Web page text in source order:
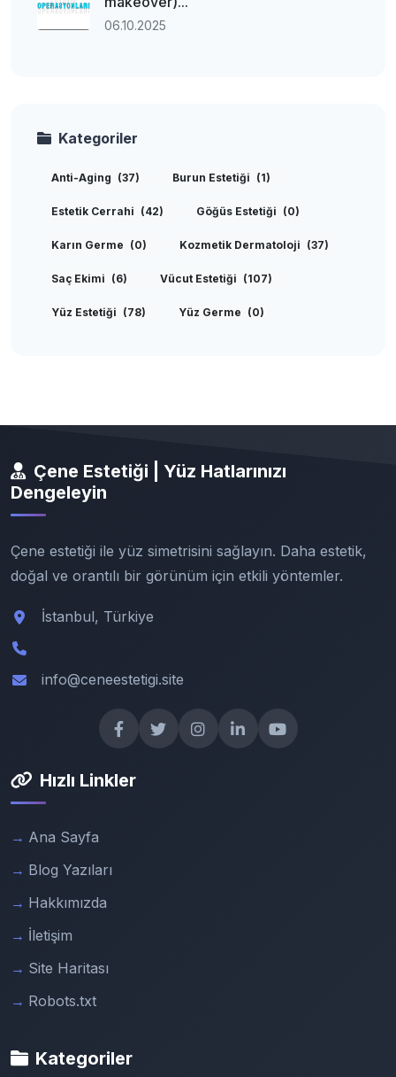
06.10.2025
Kategoriler
Anti-Aging (37) Burun Estetiği (1)
Estetik Cerrahi (42) Göğüs Estetiği (0)
Karın Germe (0) Kozmetik Dermatoloji (37)
Saç Ekimi (6) Vücut Estetiği (107)
Yüz Estetiği (78) Yüz Germe (0)
Çene Estetiği | Yüz Hatlarınızı
Dengeleyin
Çene estetiği ile yüz simetrisini sağlayın. Daha estetik,
doğal ve orantılı bir görünüm için etkili yöntemler.
İstanbul, Türkiye
info@ceneestetigi.site
Hızlı Linkler
Ana Sayfa
Blog Yazıları
Hakkımızda
İletişim
Site Haritası
Robots.txt
Kategoriler